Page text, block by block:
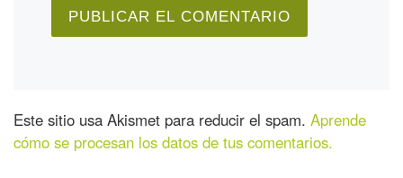
Este sitio usa Akismet para reducir el spam. Aprende
cómo se procesan los datos de tus comentarios.